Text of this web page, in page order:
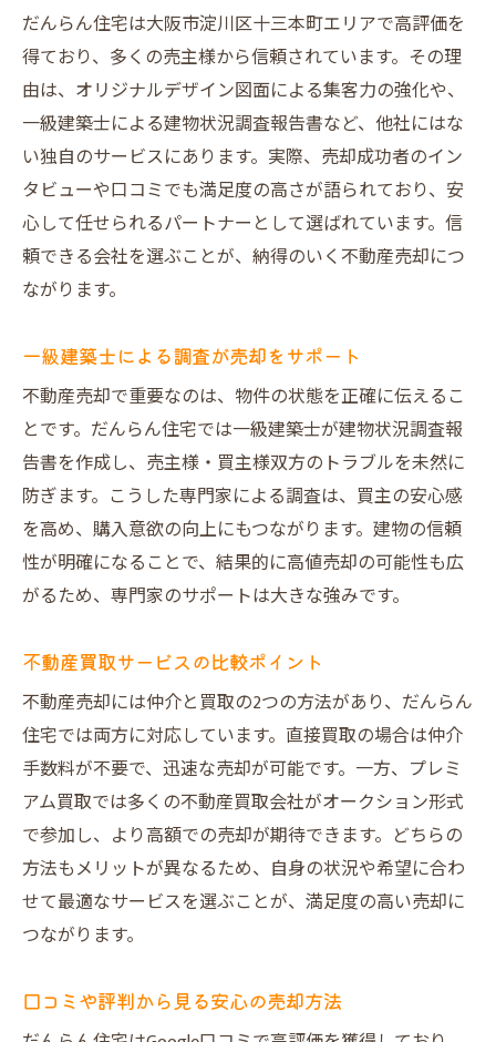
だんらん住宅は大阪市淀川区十三本町エリアで高評価を
得ており、多くの売主様から信頼されています。その理
由は、オリジナルデザイン図面による集客力の強化や、
一級建築士による建物状況調査報告書など、他社にはな
い独自のサービスにあります。実際、売却成功者のイン
タビューや口コミでも満足度の高さが語られており、安
心して任せられるパートナーとして選ばれています。信
頼できる会社を選ぶことが、納得のいく不動産売却につ
ながります。
一級建築士による調査が売却をサポート
不動産売却で重要なのは、物件の状態を正確に伝えるこ
とです。だんらん住宅では一級建築士が建物状況調査報
告書を作成し、売主様・買主様双方のトラブルを未然に
防ぎます。こうした専門家による調査は、買主の安心感
を高め、購入意欲の向上にもつながります。建物の信頼
性が明確になることで、結果的に高値売却の可能性も広
がるため、専門家のサポートは大きな強みです。
不動産買取サービスの比較ポイント
不動産売却には仲介と買取の2つの方法があり、だんらん
住宅では両方に対応しています。直接買取の場合は仲介
手数料が不要で、迅速な売却が可能です。一方、プレミ
アム買取では多くの不動産買取会社がオークション形式
で参加し、より高額での売却が期待できます。どちらの
方法もメリットが異なるため、自身の状況や希望に合わ
せて最適なサービスを選ぶことが、満足度の高い売却に
つながります。
口コミや評判から見る安心の売却方法